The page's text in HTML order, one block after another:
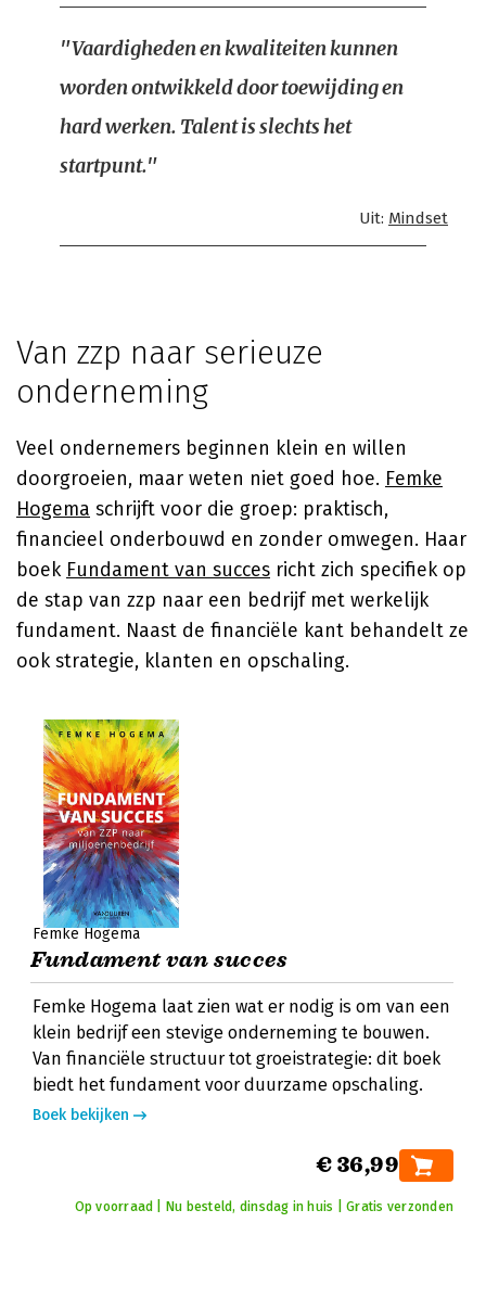
"Vaardigheden en kwaliteiten kunnen
worden ontwikkeld door toewijding en
hard werken. Talent is slechts het
startpunt."
Uit: Mindset
Van zzp naar serieuze
onderneming
Veel ondernemers beginnen klein en willen
doorgroeien, maar weten niet goed hoe. Femke
Hogema schrijft voor die groep: praktisch,
financieel onderbouwd en zonder omwegen. Haar
boek Fundament van succes richt zich specifiek op
de stap van zzp naar een bedrijf met werkelijk
fundament. Naast de financiële kant behandelt ze
ook strategie, klanten en opschaling.
Femke Hogema
Fundament van succes
Femke Hogema laat zien wat er nodig is om van een
klein bedrijf een stevige onderneming te bouwen.
Van financiële structuur tot groeistrategie: dit boek
biedt het fundament voor duurzame opschaling.
Boek bekijken
€ 36,99
Op voorraad | Nu besteld, dinsdag in huis | Gratis verzonden